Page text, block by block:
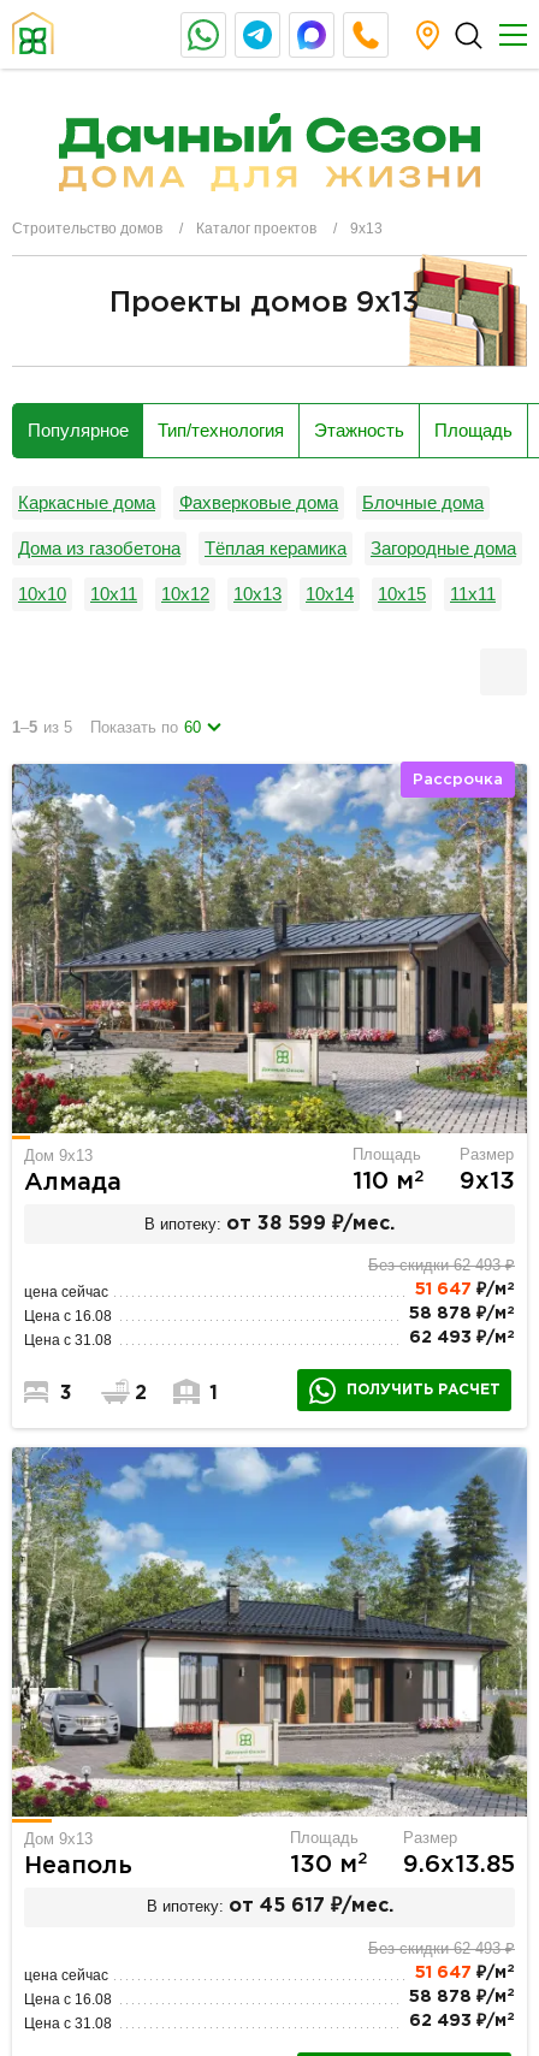
Строительство домов Каталог проектов 9х13
Проекты домов 9x13
Популярное Тип/технология Этажность Площадь
Каркасные дома Фахверковые дома Блочные дома
Дома из газобетона Тёплая керамика Загородные дома
10х10 10х11 10х12 10х13 10х14 10х15 11х11
1–5 из 5 Показать по 60
Рассрочка
Дом 9х13
Алмада
Площадь
110 м2
Размер
9х13
В ипотеку: от 38 599 ₽/мес.
Без скидки 62 493 ₽
цена сейчас 51 647 ₽/м 2
Цена с 16.08 58 878 ₽/м 2
Цена с 31.08 62 493 ₽/м 2
3 2 1 ПОЛУЧИТЬ РАСЧЕТ
Дом 9х13
Неаполь
Площадь
130 м2
Размер
9.6х13.85
В ипотеку: от 45 617 ₽/мес.
Без скидки 62 493 ₽
цена сейчас 51 647 ₽/м 2
Цена с 16.08 58 878 ₽/м 2
Цена с 31.08 62 493 ₽/м 2